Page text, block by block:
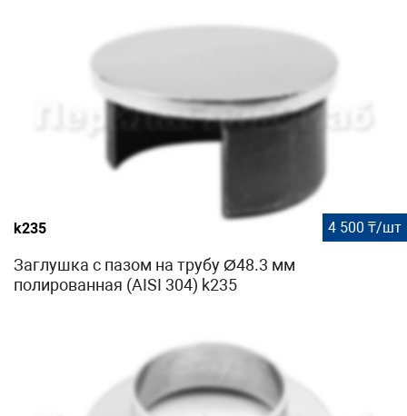
k235 4 500 ₸/шт
Заглушка с пазом на трубу Ø48.3 мм
полированная (AISI 304) k235